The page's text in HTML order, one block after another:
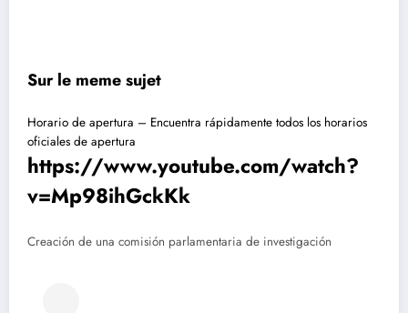
Sur le meme sujet
Horario de apertura – Encuentra rápidamente todos los horarios
oficiales de apertura
https://www.youtube.com/watch?
v=Mp98ihGckKk
Creación de una comisión parlamentaria de investigación